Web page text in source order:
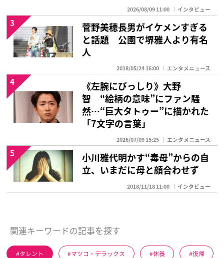
2026/08/09 11:00 インタビュー
菅野美穂長男がイケメンすぎる
と話題 公園で堺雅人より有名
人
2018/05/24 16:00 エンタメニュース
3
《左腕にびっしり》大野
智 “絵柄の意味”にファン騒
然…“巨大タトゥー”に描かれた
「7文字の言葉」
2026/07/09 15:25 エンタメニュース
4
小川雅代明かす“毒母”からの自
立、いまだに母と顔合わせず
2018/11/18 11:00 インタビュー
5
関連キーワードの記事を探す
タレント マツコ・デラックス 休養 復帰